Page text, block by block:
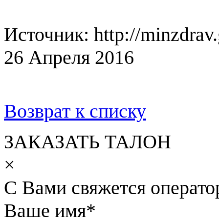
Источник: http://
26 Апреля 2016
Возврат к списку
ЗАКАЗАТЬ ТАЛОН
×
С Вами свяжется
Ваше имя*